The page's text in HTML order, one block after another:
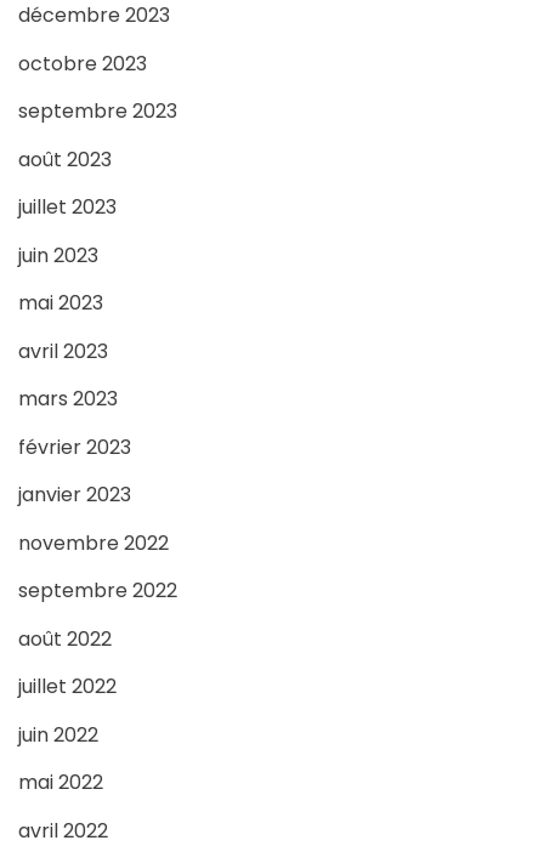
décembre 2023
octobre 2023
septembre 2023
août 2023
juillet 2023
juin 2023
mai 2023
avril 2023
mars 2023
février 2023
janvier 2023
novembre 2022
septembre 2022
août 2022
juillet 2022
juin 2022
mai 2022
avril 2022